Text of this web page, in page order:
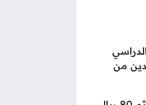
الدراسي
من